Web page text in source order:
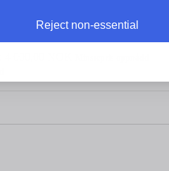
Reject non-essential